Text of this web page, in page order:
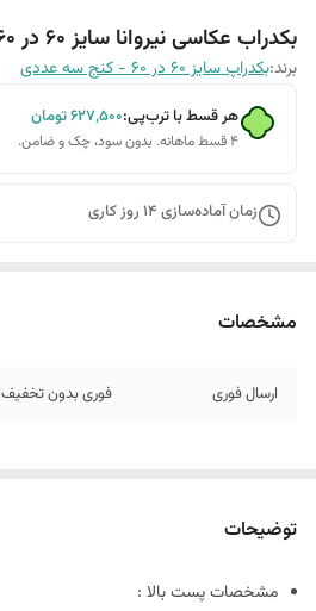
بکدراب عکاسی نیروانا سایز 60 در 60 | کنج شماره 11
برند:بکدراپ سایز 60 در 60 - کنج سه عددی
هر قسط با ترب‌پی:۶۲۷٬۵۰۰تومان
۴ قسط ماهانه. بدون سود، چک و ضامن.
زمان آماده‌سازی 14 روز کاری
مشخصات
ارسال فوری فوری بدون تخفیف 4 روز ارسال میشود
توضیحات
مشخصات پست بالا :